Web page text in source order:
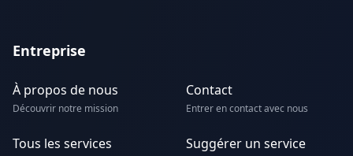
Entreprise
À propos de nous
Découvrir notre mission
Contact
Entrer en contact avec nous
Tous les services Suggérer un service